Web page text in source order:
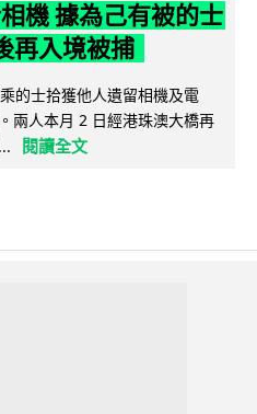
機 據為己有被的士
再入境被捕
的士拾獲他人遺留相機及電
兩人本月 2 日經港珠澳大橋再
閱讀全文